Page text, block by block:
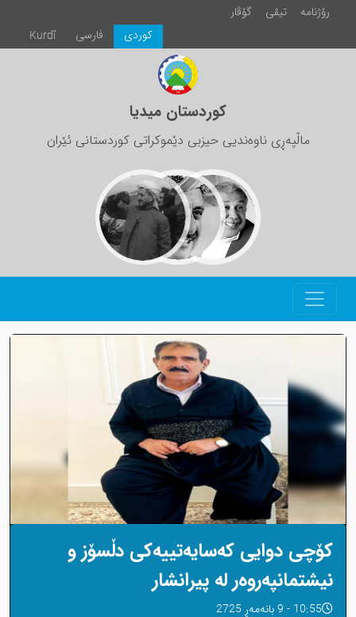
رۆژنامە تیڤی
گۆڤار
Kurdî
فارسی كوردی
کوردستان میدیا
ماڵپەڕی ناوەندیی حیزبی دێموکراتی کوردستانی ئێران
کۆچی دوایی کەسایەتییەکی دڵسۆز و
نیشتمانپەروەر لە پیرانشار
10:55 - 9 بانەمەڕ 2725